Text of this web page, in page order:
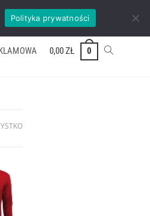
ZADZWOŃ TEL. 600 352 938
0,00ZŁ 0
Polityka prywatności